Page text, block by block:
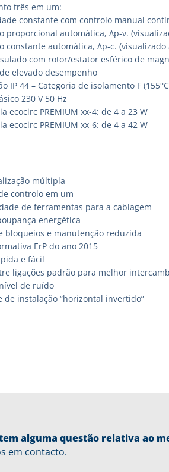
três em um:
constante com controlo manual
proporcional automática, Δp-v.
constante automática, Δp-c. (visualizado
com rotor/estator esférico de
elevado desempenho
IP 44 – Categoria de isolamento F
230 V 50 Hz
ecocirc PREMIUM xx-4: de 4 a 23 W
ecocirc PREMIUM xx-6: de 4 a 42 W
múltipla
controlo em um
de ferramentas para a cablagem
energética
bloqueios e manutenção reduzida
ErP do ano 2015
e fácil
ligações padrão para melhor
de ruído
de instalação “horizontal invertido”
alguma questão relativa ao
em contacto.